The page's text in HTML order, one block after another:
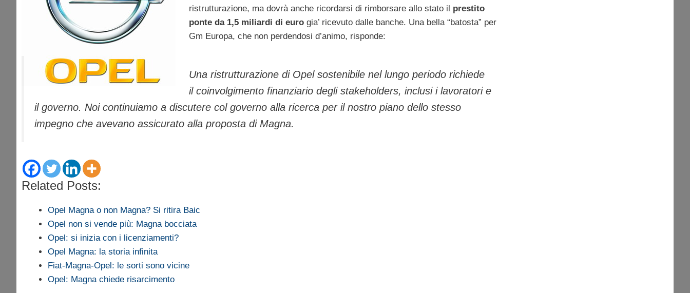
ristrutturazione, ma dovrà anche ricordarsi di rimborsare allo stato il prestito
ponte da 1,5 miliardi di euro gia’ ricevuto dalle banche. Una bella “batosta” per
Gm Europa, che non perdendosi d’animo, risponde:
Una ristrutturazione di Opel sostenibile nel lungo periodo richiede
il coinvolgimento finanziario degli stakeholders, inclusi i lavoratori e
il governo. Noi continuiamo a discutere col governo alla ricerca per il nostro piano dello stesso
impegno che avevano assicurato alla proposta di Magna.
Related Posts:
Opel Magna o non Magna? Si ritira Baic
Opel non si vende più: Magna bocciata
Opel: si inizia con i licenziamenti?
Opel Magna: la storia infinita
Fiat-Magna-Opel: le sorti sono vicine
Opel: Magna chiede risarcimento